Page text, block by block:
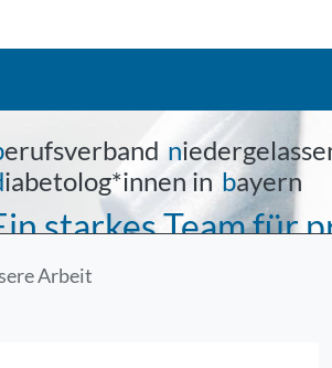
erufsverband n
iabetolog*innen in bayern
starkes Team für
Arbeit